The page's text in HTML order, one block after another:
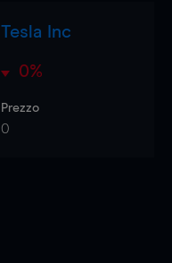
Tesla Inc
0%
Prezzo
0